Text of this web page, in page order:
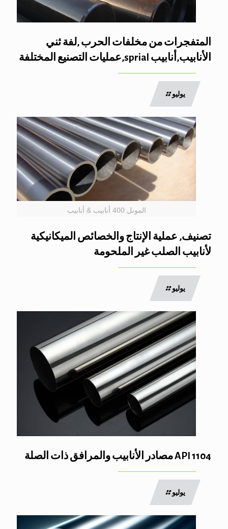
المتفجرات من مخلفات الحرب ,لفة ثني
الأنابيب,أنابيب sprial,عمليات التصنيع المختلفة
يوليو
المونل 400 أنابيب & أنابيب
تصنيف, عملية الإنتاج والخصائص الميكانيكية
لأنابيب الصلب غير الملحومة
يوليو
API 1104 مصادر الأنابيب والمرافق ذات الصلة
يوليو